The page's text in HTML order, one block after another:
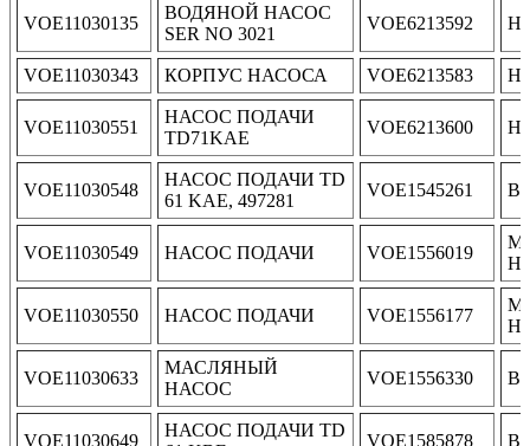
VOE11030135
ВОДЯНОЙ НАСОС
SER NO 3021
VOE6213592
VOE11030343 КОРПУС НАСОСА VOE6213583
VOE11030551
НАСОС ПОДАЧИ
TD71KAE
VOE6213600
VOE11030548
НАСОС ПОДАЧИ TD
61 KAE, 497281
VOE1545261
VOE11030549 НАСОС ПОДАЧИ VOE1556019
VOE11030550 НАСОС ПОДАЧИ VOE1556177
VOE11030633
МАСЛЯНЫЙ
НАСОС
VOE1556330
VOE11030649
НАСОС ПОДАЧИ TD
VOE1585878